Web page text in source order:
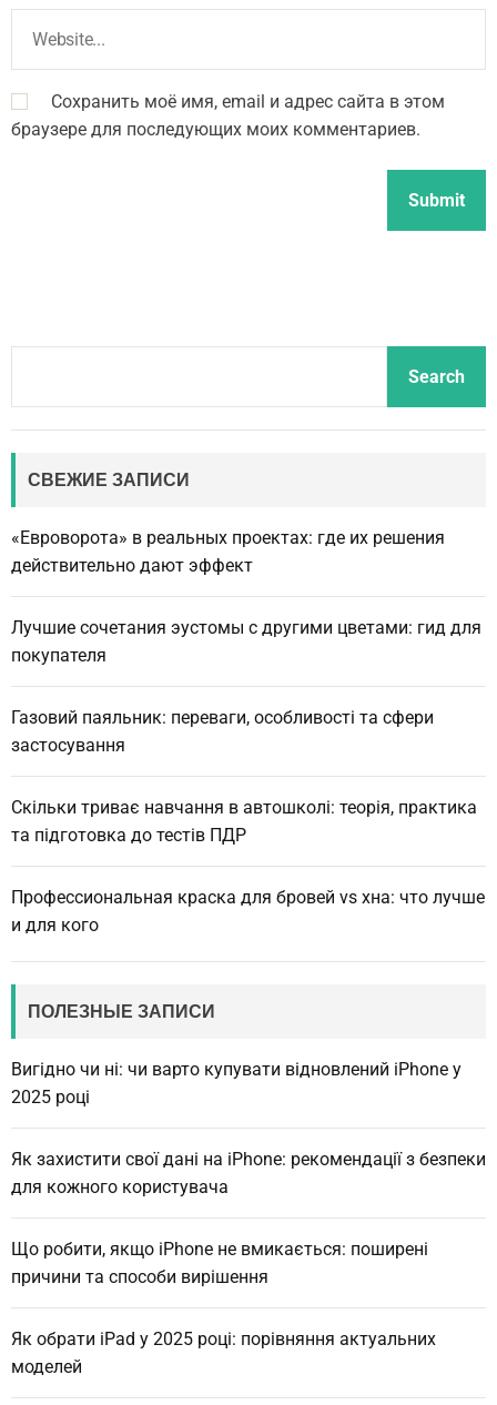
Сохранить моё имя, email и адрес сайта в этом
браузере для последующих моих комментариев.
Search
СВЕЖИЕ ЗАПИСИ
«Евроворота» в реальных проектах: где их решения
действительно дают эффект
Лучшие сочетания эустомы с другими цветами: гид для
покупателя
Газовий паяльник: переваги, особливості та сфери
застосування
Скільки триває навчання в автошколі: теорія, практика
та підготовка до тестів ПДР
Профессиональная краска для бровей vs хна: что лучше
и для кого
ПОЛЕЗНЫЕ ЗАПИСИ
Вигідно чи ні: чи варто купувати відновлений iPhone у
2025 році
Як захистити свої дані на iPhone: рекомендації з безпеки
для кожного користувача
Що робити, якщо iPhone не вмикається: поширені
причини та способи вирішення
Як обрати iPad у 2025 році: порівняння актуальних
моделей